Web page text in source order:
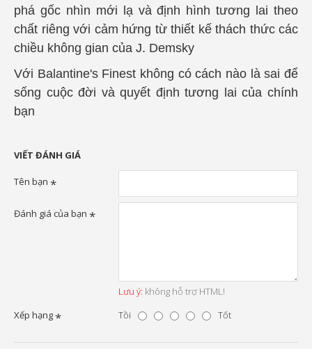
phá gốc nhìn mới lạ và định hình tương lai theo
chất riêng với cảm hứng từ thiết kế thách thức các
chiều không gian của J. Demsky
Với Balantine's Finest không có cách nào là sai để
sống cuộc đời và quyết định tương lai của chính
bạn
VIẾT ĐÁNH GIÁ
Tên bạn
Đánh giá của bạn
Lưu ý: không hỗ trợ HTML!
Xếp hạng
Tồi Tốt